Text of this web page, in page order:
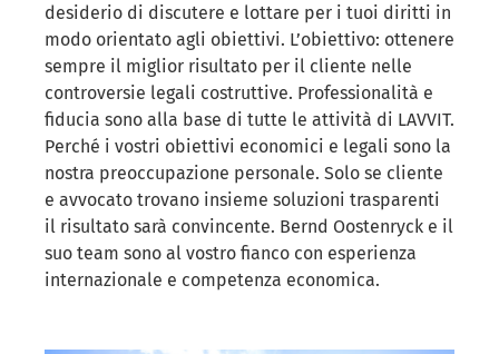
desiderio di discutere e lottare per i tuoi diritti in
modo orientato agli obiettivi. L’obiettivo: ottenere
sempre il miglior risultato per il cliente nelle
controversie legali costruttive. Professionalità e
fiducia sono alla base di tutte le attività di LAVVIT.
Perché i vostri obiettivi economici e legali sono la
nostra preoccupazione personale. Solo se cliente
e avvocato trovano insieme soluzioni trasparenti
il ​​risultato sarà convincente. Bernd Oostenryck e il
suo team sono al vostro fianco con esperienza
internazionale e competenza economica.